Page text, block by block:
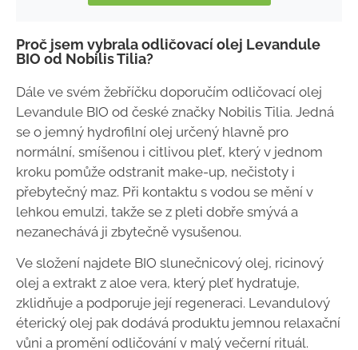
Proč jsem vybrala odličovací olej Levandule
BIO od Nobilis Tilia?
Dále ve svém žebříčku doporučím odličovací olej
Levandule BIO od české značky Nobilis Tilia. Jedná
se o jemný hydrofilní olej určený hlavně pro
normální, smíšenou i citlivou pleť, který v jednom
kroku pomůže odstranit make-up, nečistoty i
přebytečný maz. Při kontaktu s vodou se mění v
lehkou emulzi, takže se z pleti dobře smývá a
nezanechává ji zbytečně vysušenou.
Ve složení najdete BIO slunečnicový olej, ricinový
olej a extrakt z aloe vera, který pleť hydratuje,
zklidňuje a podporuje její regeneraci. Levandulový
éterický olej pak dodává produktu jemnou relaxační
vůni a promění odličování v malý večerní rituál.